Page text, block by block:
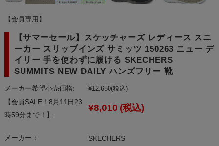
【会員専用】
【サマーセール】スケッチャーズ レディース スニ
ーカー スリップインズ サミッツ 150263 ニュー デ
イリー 手を使わずに履ける SKECHERS
SUMMITS NEW DAILY ハンズフリー 靴
メーカー希望小売価格: ¥12,650(税込)
【会員SALE！8月11日23
時59分まで！】:
¥8,010 (税込)
メーカー：
SKECHERS